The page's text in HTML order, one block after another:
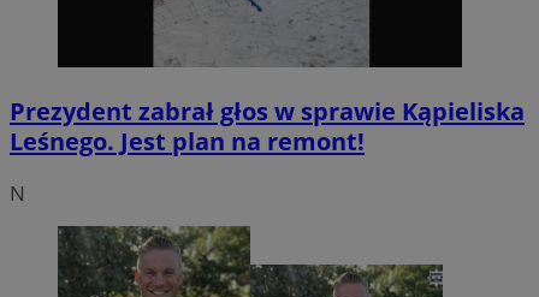
Prezydent zabrał głos w sprawie Kąpieliska
Leśnego. Jest plan na remont!
N